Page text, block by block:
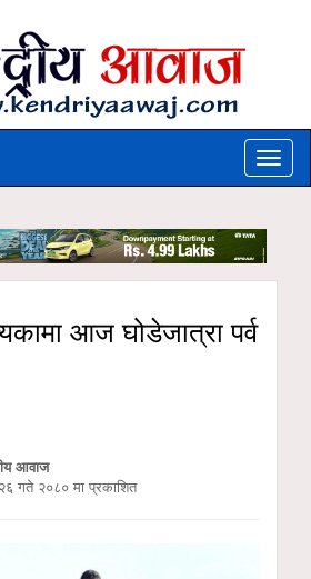
Toggle
आज घोडेजात्रा पर्व
आवाज
गते २०८० मा प्रकाशित